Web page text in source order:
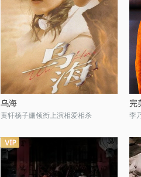
乌海
黄轩杨子姗领衔上演相爱相杀
完
李